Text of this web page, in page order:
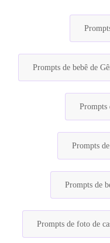
Prompts de bebê de
Prompts
Prompts
Prompts de
Prompts de foto de